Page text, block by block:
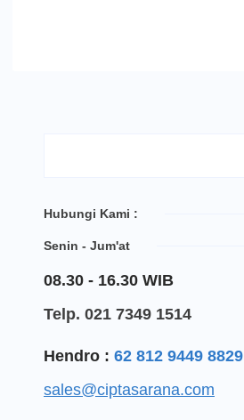
Hubungi Kami :
Senin - Jum'at
08.30 - 16.30 WIB
Telp. 021 7349 1514
Hendro : 62 812 9449 8829
sales@ciptasarana.com